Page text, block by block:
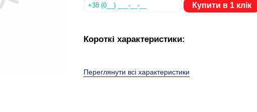
Купити в 1 клік
Короткі характеристики:
Переглянути всі характеристики